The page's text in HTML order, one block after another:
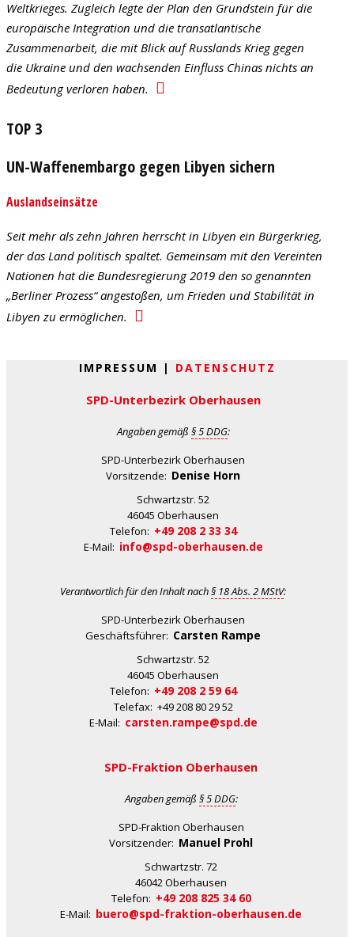
Weltkrieges. Zugleich legte der Plan den Grundstein für die
europäische Integration und die transatlantische
Zusammenarbeit, die mit Blick auf Russlands Krieg gegen
die Ukraine und den wachsenden Einfluss Chinas nichts an
Bedeutung verloren haben.
TOP 3
UN-Waffenembargo gegen Libyen sichern
Auslandseinsätze
Seit mehr als zehn Jahren herrscht in Libyen ein Bürgerkrieg,
der das Land politisch spaltet. Gemeinsam mit den Vereinten
Nationen hat die Bundesregierung 2019 den so genannten
„Berliner Prozess“ angestoßen, um Frieden und Stabilität in
Libyen zu ermöglichen.
IMPRESSUM | DATENSCHUTZ
SPD-Unterbezirk Oberhausen
Angaben gemäß § 5 DDG:
SPD-Unterbezirk Oberhausen
Vorsitzende: Denise Horn
Schwartzstr. 52
46045 Oberhausen
Telefon: +49 208 2 33 34
E-Mail: info@spd-oberhausen.de
Verantwortlich für den Inhalt nach§ 18 Abs. 2 MStV:
SPD-Unterbezirk Oberhausen
Geschäftsführer: Carsten Rampe
Schwartzstr. 52
46045 Oberhausen
Telefon: +49 208 2 59 64
Telefax: +49 208 80 29 52
E-Mail: carsten.rampe@spd.de
SPD-Fraktion Oberhausen
Angaben gemäß § 5 DDG:
SPD-Fraktion Oberhausen
Vorsitzender: Manuel Prohl
Schwartzstr. 72
46042 Oberhausen
Telefon: +49 208 825 34 60
E-Mail: buero@spd-fraktion-oberhausen.de